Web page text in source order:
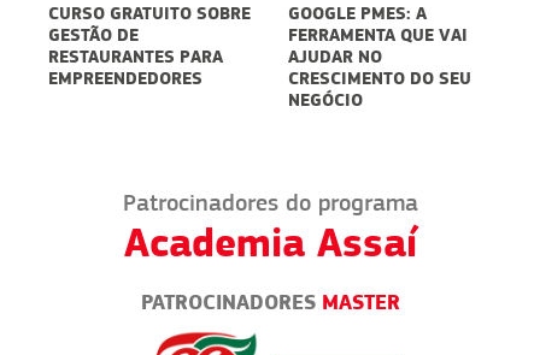
CURSO GRATUITO SOBRE
GESTÃO DE
RESTAURANTES PARA
EMPREENDEDORES
GOOGLE PMES: A
FERRAMENTA QUE VAI
AJUDAR NO
CRESCIMENTO DO SEU
NEGÓCIO
Patrocinadores do programa
Academia Assaí
PATROCINADORES MASTER